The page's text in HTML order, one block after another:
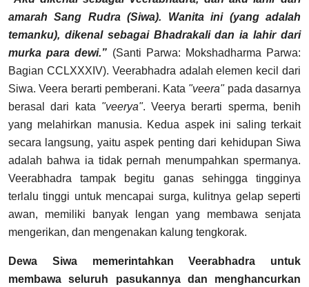
amarah Sang Rudra (Siwa). Wanita ini (yang adalah
temanku), dikenal sebagai Bhadrakali dan ia lahir dari
murka para dewi.” (Santi Parwa: Mokshadharma Parwa:
Bagian CCLXXXIV). Veerabhadra adalah elemen kecil dari
Siwa. Veera berarti pemberani. Kata "veera"pada dasarnya
berasal dari kata "veerya". Veerya berarti sperma, benih
yang melahirkan manusia. Kedua aspek ini saling terkait
secara langsung, yaitu aspek penting dari kehidupan Siwa
adalah bahwa ia tidak pernah menumpahkan spermanya.
Veerabhadra tampak begitu ganas sehingga tingginya
terlalu tinggi untuk mencapai surga, kulitnya gelap seperti
awan, memiliki banyak lengan yang membawa senjata
mengerikan, dan mengenakan kalung tengkorak.
Dewa Siwa memerintahkan Veerabhadra untuk
membawa seluruh pasukannya dan menghancurkan